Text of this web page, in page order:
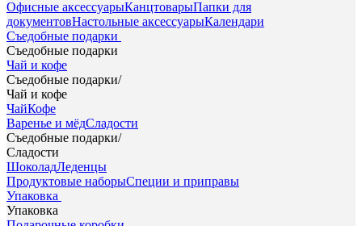
Офисные аксессуарыКанцтоварыПапки для
документовНастольные аксессуарыКалендари
Съедобные подарки
Съедобные подарки
Чай и кофе
Съедобные подарки/
Чай и кофе
ЧайКофе
Варенье и мёдСладости
Съедобные подарки/
Сладости
ШоколадЛеденцы
Продуктовые наборыСпеции и приправы
Упаковка
Упаковка